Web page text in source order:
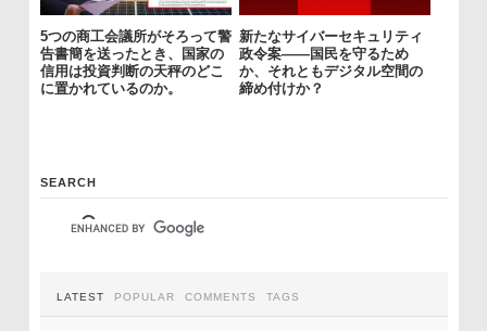
5つの商工会議所がそろって警
告書簡を送ったとき、国家の
信用は投資判断の天秤のどこ
に置かれているのか。
新たなサイバーセキュリティ
政令案――国民を守るため
か、それともデジタル空間の
締め付けか？
SEARCH
LATEST POPULAR COMMENTS TAGS